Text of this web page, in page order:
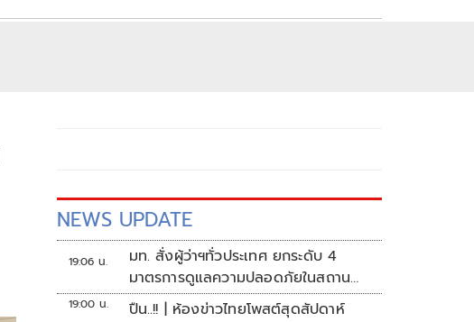
NEWS UPDATE
19:06 น.
มท. สั่งผู้ว่าฯทั่วประเทศ ยกระดับ 4
มาตรการดูแลความปลอดภัยในสถาน
ศึกษา
19:00 น. ปืน..!! | ห้องข่าวไทยโพสต์สุดสัปดาห์